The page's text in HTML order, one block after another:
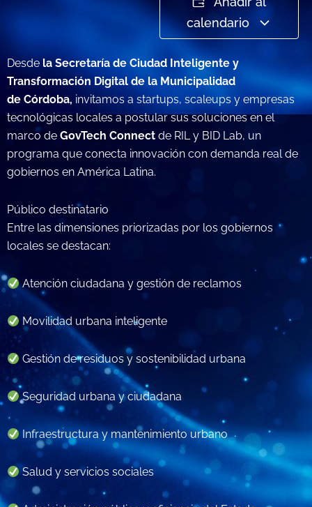
calendario
Desde la Secretaría de Ciudad Inteligente y
Transformación Digital de la Municipalidad
de Córdoba, invitamos a startups, scaleups y empresas
tecnológicas locales a postular sus soluciones en el
marco de GovTech Connect de RIL y BID Lab, un
programa que conecta innovación con demanda real de
gobiernos en América Latina.
Público destinatario
Entre las dimensiones priorizadas por los gobiernos
locales se destacan:
Atención ciudadana y gestión de reclamos
Movilidad urbana inteligente
Gestión de residuos y sostenibilidad urbana
Seguridad urbana y ciudadana
Infraestructura y mantenimiento urbano
Salud y servicios sociales